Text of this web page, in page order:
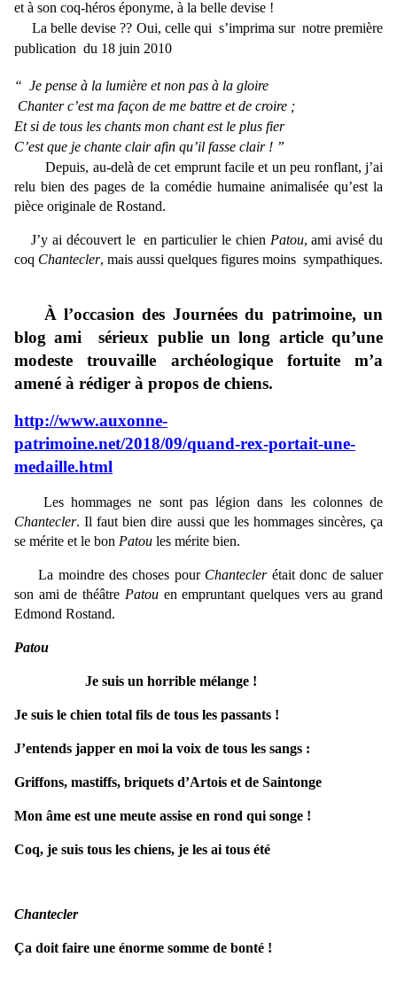
et à son coq-héros éponyme, à la belle devise !
La belle devise ?? Oui, celle qui s’imprima sur notre première
publication du 18 juin 2010
“ Je pense à la lumière et non pas à la gloire
Chanter c’est ma façon de me battre et de croire ;
Et si de tous les chants mon chant est le plus fier
C’est que je chante clair afin qu’il fasse clair ! ”
Depuis, au-delà de cet emprunt facile et un peu ronflant, j’ai
relu bien des pages de la comédie humaine animalisée qu’est la
pièce originale de Rostand.
J’y ai découvert le en particulier le chien Patou, ami avisé du
coq Chantecler, mais aussi quelques figures moins sympathiques.
À l’occasion des Journées du patrimoine, un
blog ami sérieux publie un long article qu’une
modeste trouvaille archéologique fortuite m’a
amené à rédiger à propos de chiens.
http://www.auxonne-
patrimoine.net/2018/09/quand-rex-portait-une-
medaille.html
Les hommages ne sont pas légion dans les colonnes de
Chantecler. Il faut bien dire aussi que les hommages sincères, ça
se mérite et le bon Patou les mérite bien.
La moindre des choses pour Chanteclerétait donc de saluer
son ami de théâtre Patouen empruntant quelques vers au grand
Edmond Rostand.
Patou
Je suis un horrible mélange !
Je suis le chien total fils de tous les passants !
J’entends japper en moi la voix de tous les sangs :
Griffons, mastiffs, briquets d’Artois et de Saintonge
Mon âme est une meute assise en rond qui songe !
Coq, je suis tous les chiens, je les ai tous été
Chantecler
Ça doit faire une énorme somme de bonté !